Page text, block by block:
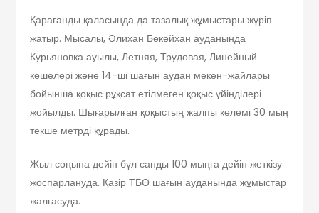
Қарағанды қаласында да тазалық жұмыстары жүріп
жатыр. Мысалы, Әлихан Бөкейхан ауданында
Курьяновка ауылы, Летняя, Трудовая, Линейный
көшелері және 14-ші шағын аудан мекен-жайлары
бойынша қоқыс рұқсат етілмеген қоқыс үйінділері
жойылды. Шығарылған қоқыстың жалпы көлемі 30 мың
текше метрді құрады.
Жыл соңына дейін бұл санды 100 мыңға дейін жеткізу
жоспарлануда. Қазір ТБӨ шағын ауданында жұмыстар
жалғасуда.